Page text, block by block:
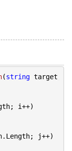
(string target,
i++)
j++)